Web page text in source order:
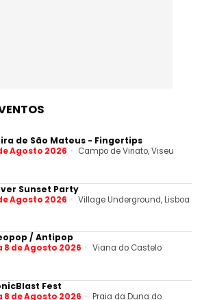
de São Mateus - Fingertips
Agosto 2026 Campo de Viriato, Viseu
Sunset Party
Agosto 2026 Village Underground, Lisboa
/ Antipop
8 de Agosto 2026 Viana do Castelo
Fest
8 de Agosto 2026
Praia da Duna do